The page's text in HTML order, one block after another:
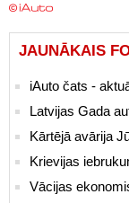
JAUNĀKAIS
iAuto čats -
Latvijas Gada
Kārtējā avārija
Krievijas
Vācijas